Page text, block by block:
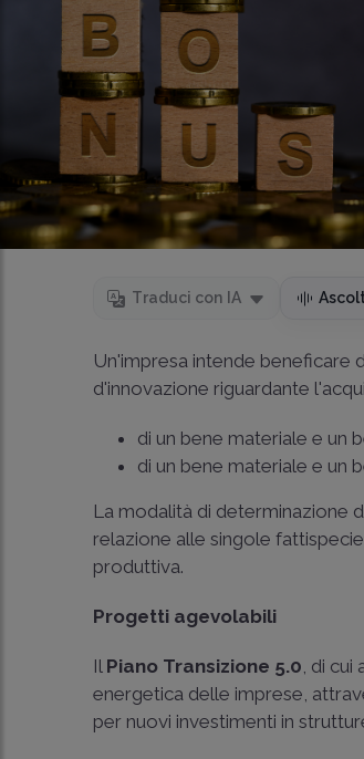
Traduci con IA
Un'impresa intende beneficare
d'innovazione riguardante
di un bene materiale e un
di un bene materiale e un
La modalità di determinazione
relazione alle singole
produttiva.
Progetti agevolabili
Il Piano Transizione 5.0, di cui
energetica delle imprese,
per nuovi investimenti in